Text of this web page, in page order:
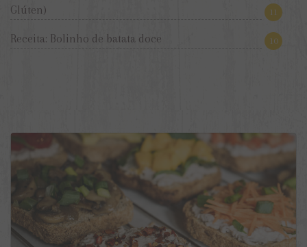
Glúten)
11
Receita: Bolinho de batata doce 10